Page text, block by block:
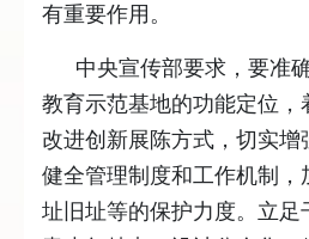
有重要作用。
中央宣传部要求，要准
教育示范基地的功能定位，
改进创新展陈方式，切实
健全管理制度和工作机制
址旧址等的保护力度。立足